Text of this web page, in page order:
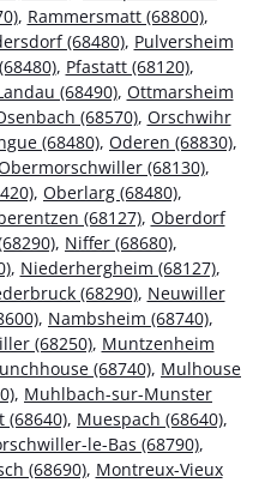
, Rammersmatt (68800),
(68480), Pulversheim
, Pfastatt (68120),
(68490), Ottmarsheim
(68570), Orschwihr
(68480), Oderen (68830),
(68130),
, Oberlarg (68480),
(68127), Oberdorf
, Niffer (68680),
, Niederhergheim (68127),
(68290), Neuwiller
, Nambsheim (68740),
(68250), Muntzenheim
(68740), Mulhouse
, Muhlbach-sur-Munster
(68640), Muespach (68640),
le-Bas (68790),
(68690), Montreux-Vieux